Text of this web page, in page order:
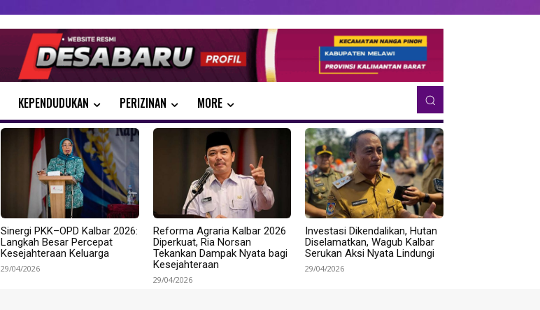
KEPENDUDUKAN PERIZINAN MORE
Sinergi PKK–OPD Kalbar 2026:
Langkah Besar Percepat
Kesejahteraan Keluarga
29/04/2026
Reforma Agraria Kalbar 2026
Diperkuat, Ria Norsan
Tekankan Dampak Nyata bagi
Kesejahteraan
29/04/2026
Investasi Dikendalikan, Hutan
Diselamatkan, Wagub Kalbar
Serukan Aksi Nyata Lindungi
29/04/2026